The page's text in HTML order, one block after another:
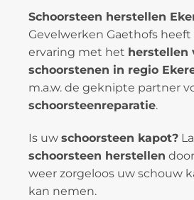
Schoorsteen herstellen
Gevelwerken Gaethofs heeft
ervaring met het herstellen
schoorstenen in regio
m.a.w. de geknipte partner
schoorsteenreparatie.
Is uw schoorsteen kapot?
schoorsteen herstellen
weer zorgeloos uw schouw
kan nemen.